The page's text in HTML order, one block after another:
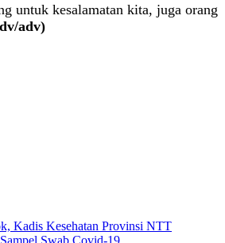
untuk kesalamatan kita, juga orang
adv)
Kadis Kesehatan Provinsi NTT
Swab Covid-19